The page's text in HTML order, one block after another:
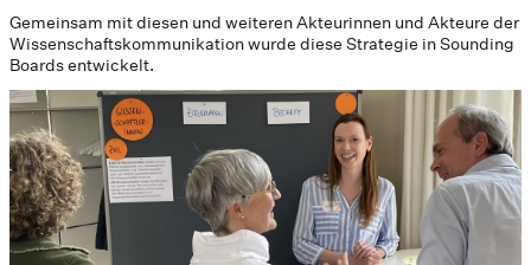
Gemeinsam mit diesen und weiteren Akteurinnen und Akteure der
Wissenschaftskommunikation wurde diese Strategie in Sounding
Boards entwickelt.